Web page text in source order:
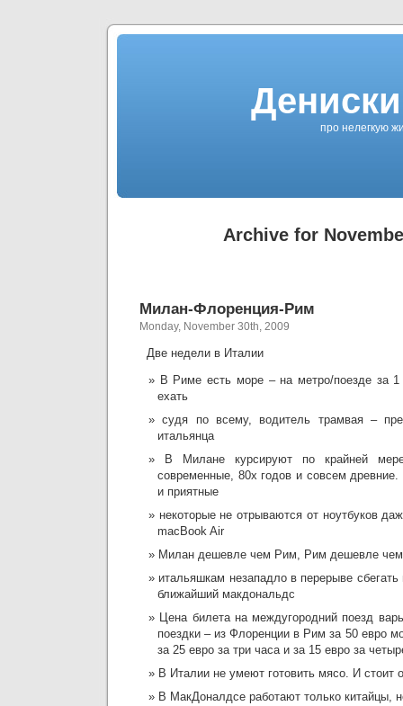
про нелегкую
Archive for
Милан-Флоренция-Рим
Monday, November 30th, 2009
Две недели в Италии
В Риме есть море – на метро/поезде за 1
ехать
судя по всему, водитель трамвая –
итальянца
В Милане курсируют по крайней
современные, 80х годов и совсем
и приятные
некоторые не отрываются от ноутбуков
macBook Air
Милан дешевле чем Рим, Рим дешевле
итальяшкам незападло в перерыве
ближайший макдональдс
Цена билета на междугородний поезд
поездки – из Флоренции в Рим за 50 евро
за 25 евро за три часа и за 15 евро за
В Италии не умеют готовить мясо. И стоит
В МакДоналдсе работают только китайцы,